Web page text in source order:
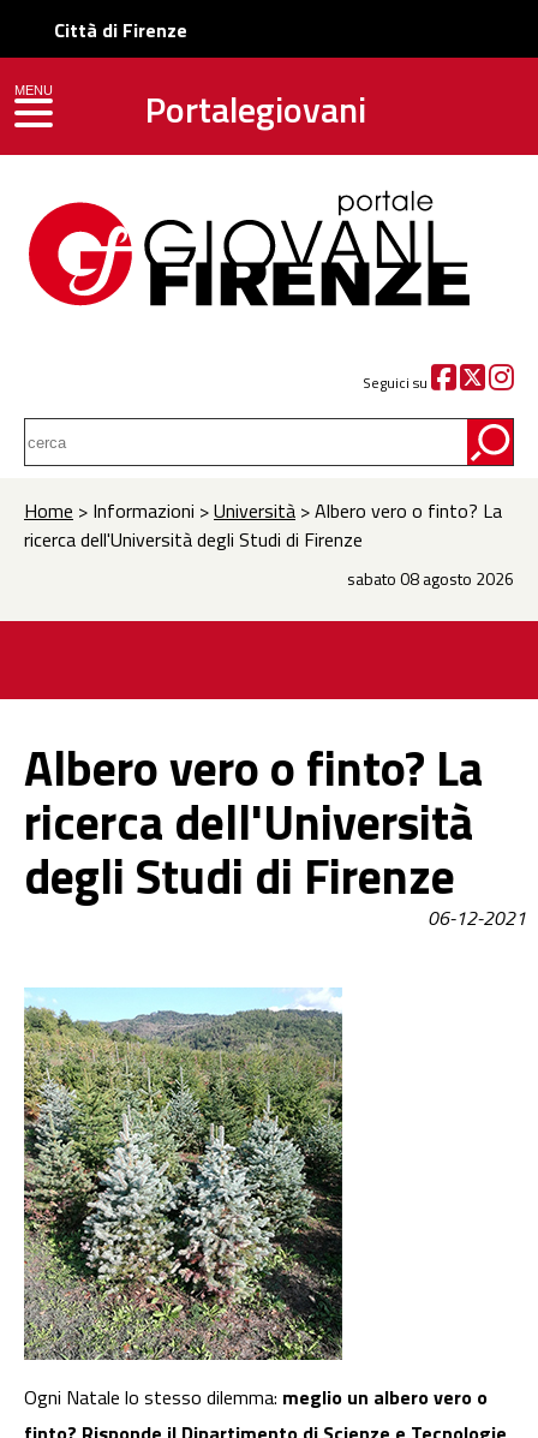
Città di Firenze
Portalegiovani
Seguici su
MENU
toggle navigation
Home > Informazioni >Università > Albero vero o finto? La
ricerca dell'Università degli Studi di Firenze
sabato 08 agosto 2026
Albero vero o finto? La
ricerca dell'Università
degli Studi di Firenze
06-12-2021
Ogni Natale lo stesso dilemma: meglio un albero vero o